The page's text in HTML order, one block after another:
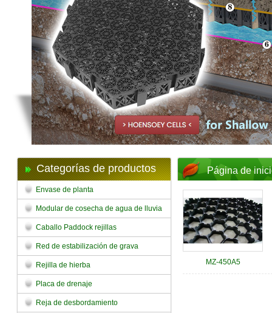
Categorías de productos
Envase de planta
Modular de cosecha de agua de lluvia
Caballo Paddock rejillas
Red de estabilización de grava
Rejilla de hierba
Placa de drenaje
Reja de desbordamiento
Página de
MZ-450A5